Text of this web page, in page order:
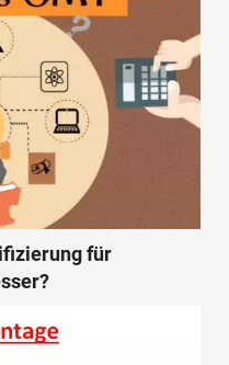
für